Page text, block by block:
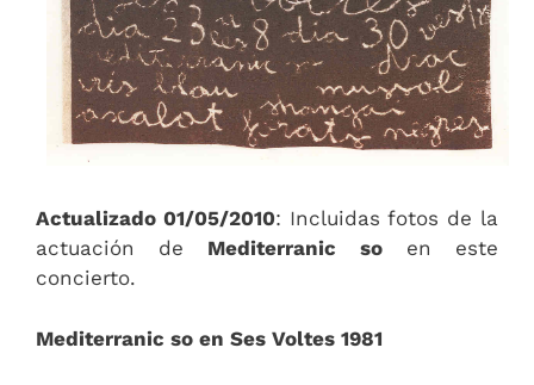
Actualizado 01/05/2010: Incluidas fotos de la
actuación de Mediterranic soen este
concierto.
Mediterranic so en Ses Voltes 1981